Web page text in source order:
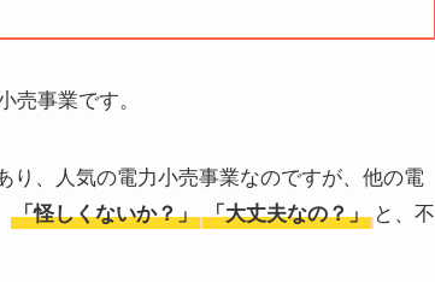
事業です。
、人気の電力小売事業なのですが、他の電
「怪しくないか？」 「大丈夫なの？」 と、不